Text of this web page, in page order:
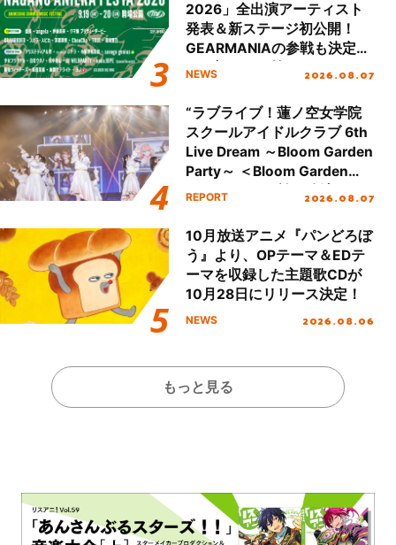
2026」全出演アーティスト
発表＆新ステージ初公開！
GEARMANIAの参戦も決定
し、初となる第3ステージの
NEWS 2026.08.07
“ラブライブ！蓮ノ空女学院
スクールアイドルクラブ 6th
Live Dream ～Bloom Garden
Party～ ＜Bloom Garden
Party Stage／埼玉公演＞”
REPORT 2026.08.07
10月放送アニメ『パンどろぼ
う』より、OPテーマ＆EDテ
ーマを収録した主題歌CDが
10月28日にリリース決定！
NEWS 2026.08.06
もっと見る